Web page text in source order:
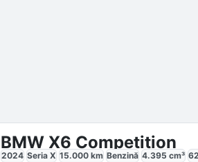
BMW X6 Competition
2024 Seria X 15.000km Benzină 4.395 cm³